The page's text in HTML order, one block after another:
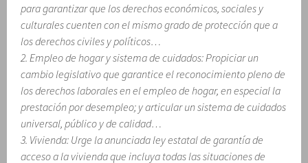
para garantizar que los derechos económicos, sociales y
culturales cuenten con el mismo grado de protección que a
los derechos civiles y políticos…
2. Empleo de hogar y sistema de cuidados: Propiciar un
cambio legislativo que garantice el reconocimiento pleno de
los derechos laborales en el empleo de hogar, en especial la
prestación por desempleo; y articular un sistema de cuidados
universal, público y de calidad…
3. Vivienda: Urge la anunciada ley estatal de garantía de
acceso a la vivienda que incluya todas las situaciones de